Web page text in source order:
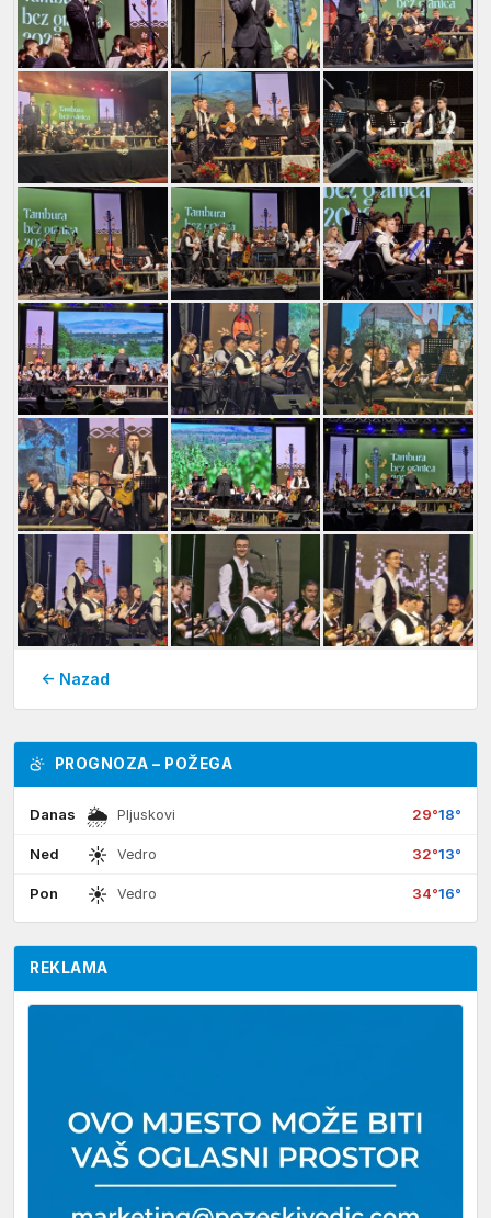
← Nazad
PROGNOZA – POŽEGA
Danas 🌦 Pljuskovi 29°18°
Ned ☀ Vedro 32°13°
Pon ☀ Vedro 34°16°
REKLAMA